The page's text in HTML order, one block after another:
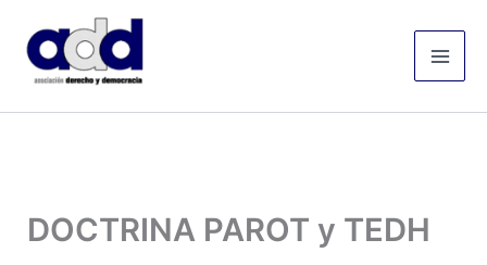
contenido
DOCTRINA PAROT y TEDH